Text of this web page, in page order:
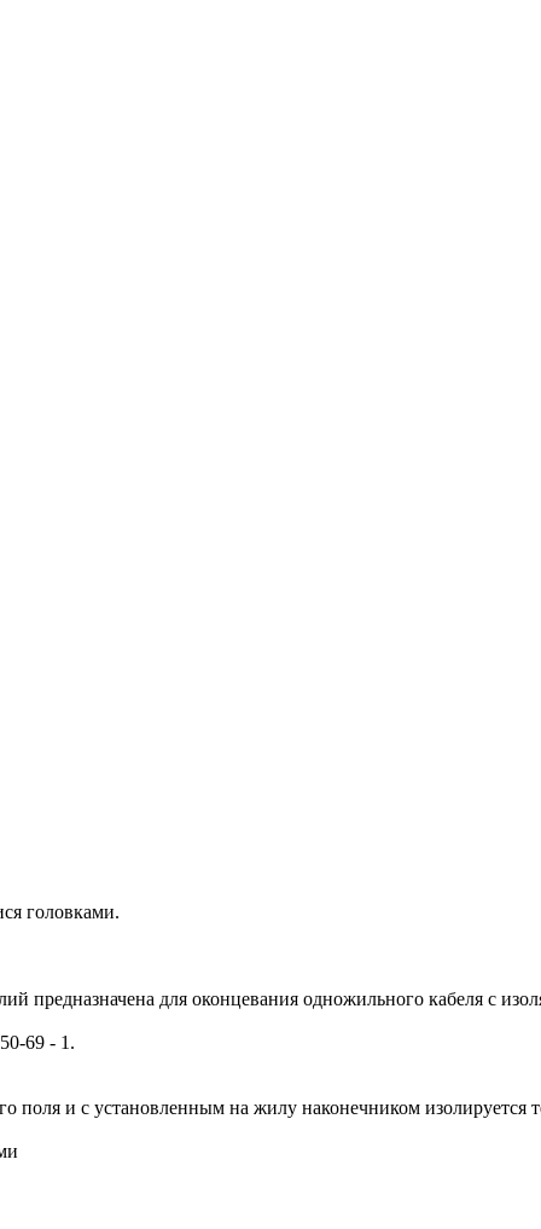
головками.
предназначена для оконцевания одножильного кабеля с
69 - 1.
поля и с установленным на жилу наконечником